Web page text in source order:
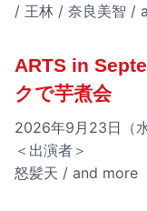
/ 王林 / 奈良美智 /
ARTS in
クで芋煮会
2026年9月23日（
＜出演者＞
怒髪天 / and more